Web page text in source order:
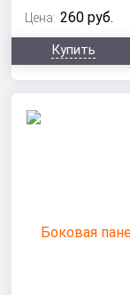
Цена: 260 руб.
Купить